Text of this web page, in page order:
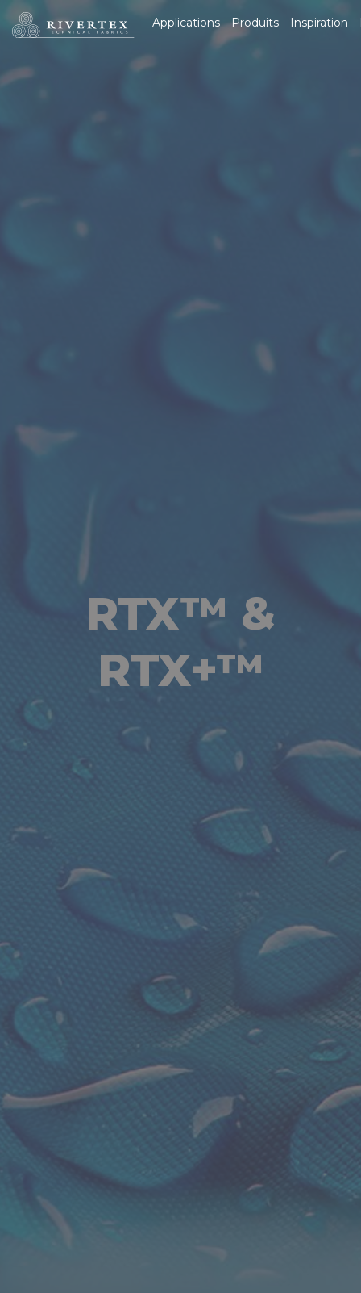
RTX™ &
RTX+™
Rivertex Technical
Fabrics Group
Applications Produits Inspiration